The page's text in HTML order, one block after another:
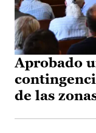
Aprobado
de las